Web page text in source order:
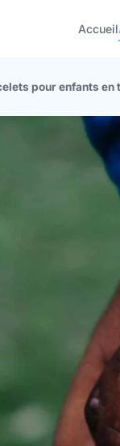
Accueil
pour enfants